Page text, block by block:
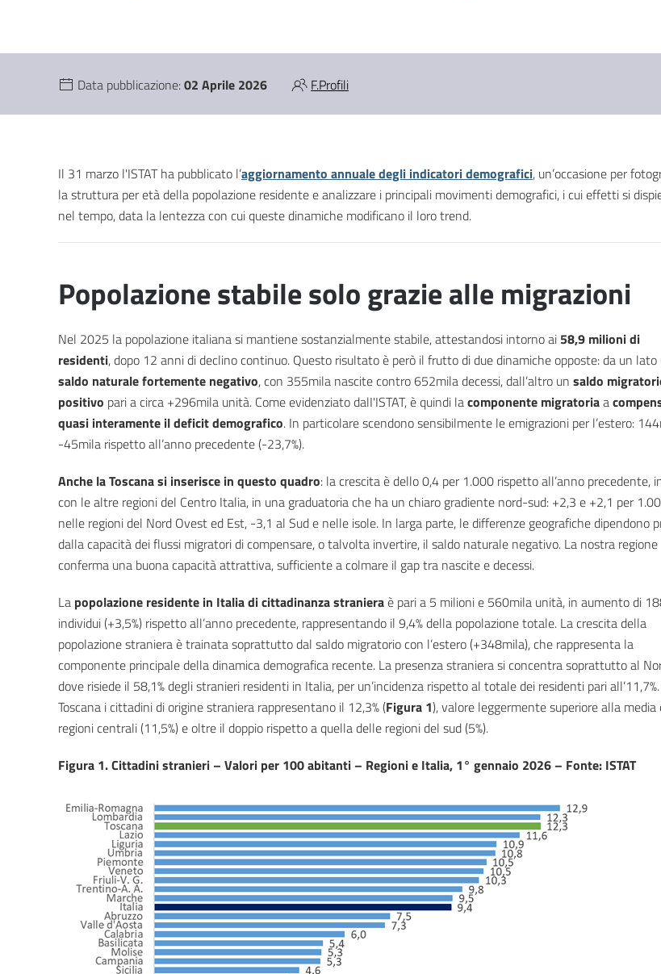
Data pubblicazione:02 Aprile 2026 F.Profili
Il 31 marzo l'ISTAT ha pubblicato l’aggiornamento annuale degli indicatori demografici, un’occasione per
la struttura per età della popolazione residente e analizzare i principali movimenti demografici, i cui effetti si
nel tempo, data la lentezza con cui queste dinamiche modificano il loro trend.
Popolazione stabile solo grazie alle migrazioni
Nel 2025 la popolazione italiana si mantiene sostanzialmente stabile, attestandosi intorno ai 58,9 milioni di
residenti, dopo 12 anni di declino continuo. Questo risultato è però il frutto di due dinamiche opposte: da un lato
saldo naturale fortemente negativo, con 355mila nascite contro 652mila decessi, dall’altro un saldo
positivo pari a circa +296mila unità. Come evidenziato dalI'ISTAT, è quindi lacomponente migratoriaa
quasi interamente il deficit demografico. In particolare scendono sensibilmente le emigrazioni per l’estero:
-45mila rispetto all’anno precedente (-23,7%).
Anche la Toscana si inserisce in questo quadro: la crescita è dello 0,4 per 1.000 rispetto all’anno precedente,
con le altre regioni del Centro Italia, in una graduatoria che ha un chiaro gradiente nord-sud: +2,3 e +2,1 per
nelle regioni del Nord Ovest ed Est, -3,1 al Sud e nelle isole. In larga parte, le differenze geografiche dipendono
dalla capacità dei flussi migratori di compensare, o talvolta invertire, il saldo naturale negativo. La nostra regione
conferma una buona capacità attrattiva, sufficiente a colmare il gap tra nascite e decessi.
La popolazione residente in Italia di cittadinanza stranieraè pari a 5 milioni e 560mila unità, in aumento di
individui (+3,5%) rispetto all’anno precedente, rappresentando il 9,4% della popolazione totale. La crescita della
popolazione straniera è trainata soprattutto dal saldo migratorio con l’estero (+348mila), che rappresenta la
componente principale della dinamica demografica recente. La presenza straniera si concentra soprattutto al
dove risiede il 58,1% degli stranieri residenti in Italia, per un’incidenza rispetto al totale dei residenti pari
Toscana i cittadini di origine straniera rappresentano il 12,3% (Figura 1), valore leggermente superiore alla media
regioni centrali (11,5%) e oltre il doppio rispetto a quella delle regioni del sud (5%).
Figura 1. Cittadini stranieri – Valori per 100 abitanti – Regioni e Italia, 1° gennaio 2026 – Fonte: ISTAT